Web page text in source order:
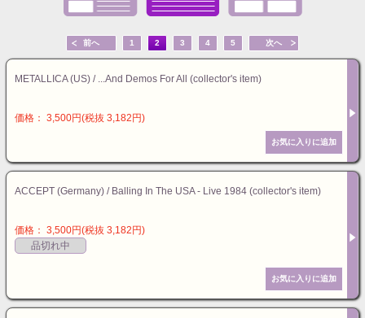
前へ 1 2 3 4 5 次へ
METALLICA (US) / ...And Demos For All (collector's item)
価格： 3,500円(税抜 3,182円)
ACCEPT (Germany) / Balling In The USA - Live 1984 (collector's item)
価格： 3,500円(税抜 3,182円)
品切れ中